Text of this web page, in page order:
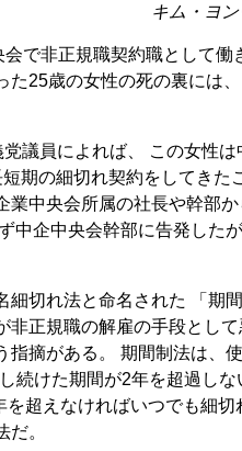
キム・ヨ
で非正規職契約職として働
た25歳の女性の死の裏には
議員によれば、 この女性
期の細切れ契約をしてきた
業中央会所属の社長や幹部
中企中央会幹部に告発した
細切れ法と命名された 「期
非正規職の解雇の手段とし
指摘がある。 期間制法は、
続けた期間が2年を超過し
を超えなければいつでも細
。